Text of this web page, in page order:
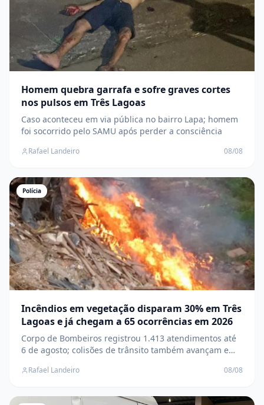
Homem quebra garrafa e sofre graves cortes
nos pulsos em Três Lagoas
Caso aconteceu em via pública no bairro Lapa; homem
foi socorrido pelo SAMU após perder a consciência
Rafael Landeiro 08/08
Polícia
Incêndios em vegetação disparam 30% em Três
Lagoas e já chegam a 65 ocorrências em 2026
Corpo de Bombeiros registrou 1.413 atendimentos até
6 de agosto; colisões de trânsito também avançam e
Rafael Landeiro 08/08